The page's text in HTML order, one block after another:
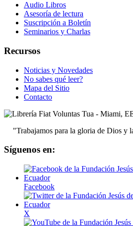
Audio Libros
Asesoría de lectura
Suscripción a Boletín
Seminarios y Charlas
Recursos
Noticias y Novedades
No sabes qué leer?
Mapa del Sitio
Contacto
"Trabajamos para la gloria de Dios y
Síguenos en:
Facebook
X